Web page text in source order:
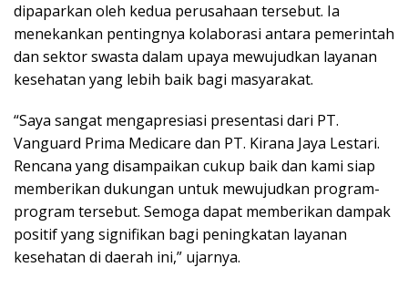
dipaparkan oleh kedua perusahaan tersebut. Ia
menekankan pentingnya kolaborasi antara pemerintah
dan sektor swasta dalam upaya mewujudkan layanan
kesehatan yang lebih baik bagi masyarakat.
“Saya sangat mengapresiasi presentasi dari PT.
Vanguard Prima Medicare dan PT. Kirana Jaya Lestari.
Rencana yang disampaikan cukup baik dan kami siap
memberikan dukungan untuk mewujudkan program-
program tersebut. Semoga dapat memberikan dampak
positif yang signifikan bagi peningkatan layanan
kesehatan di daerah ini,” ujarnya.